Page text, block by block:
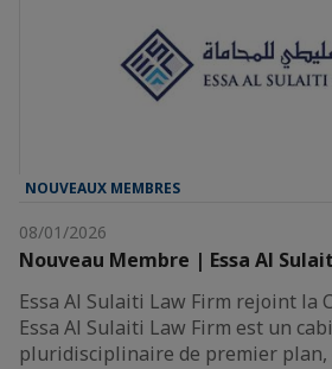
NOUVEAUX MEMBRES
08/01/2026
Nouveau Membre | Essa Al
Essa Al Sulaiti Law Firm rejoint la
Essa Al Sulaiti Law Firm est un
pluridisciplinaire de premier plan,